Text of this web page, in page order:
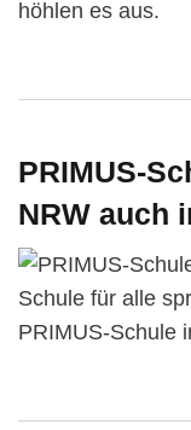
höhlen es aus.
PRIMUS-
NRW auch
Schule für alle
PRIMUS-Schule